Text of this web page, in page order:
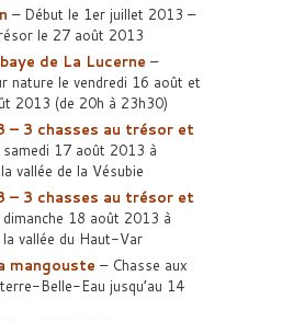
– Début le 1er juillet 2013 –
le 27 août 2013
de La Lucerne –
nature le vendredi 16 août et
2013 (de 20h à 23h30)
– 3 chasses au trésor et
samedi 17 août 2013 à
vallée de la Vésubie
– 3 chasses au trésor et
dimanche 18 août 2013 à
la vallée du Haut-Var
mangouste – Chasse aux
Belle-Eau jusqu’au 14